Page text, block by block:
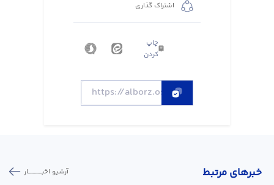
اشتراک گذاری
چاپ
کردن
خبر‌های مرتبط آرشیو اخبـــــــــــار